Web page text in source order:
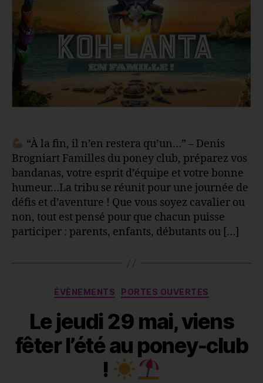
“À la fin, il n’en restera qu’un…” – Denis
Brogniart Familles du poney club, préparez vos
bandanas, votre esprit d’équipe et votre bonne
humeur…La tribu se réunit pour une journée de
défis et d’aventure ! Que vous soyez cavalier ou
non, tout est pensé pour que chacun puisse
participer : parents, enfants, débutants ou […]
Catégories
ÉVÈNEMENTS PORTES OUVERTES
Le jeudi 29 mai, viens
fêter l’été au poney-club
!